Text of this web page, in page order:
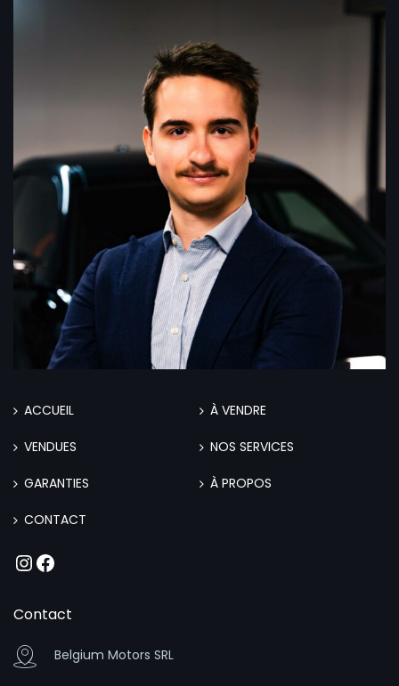
ACCUEIL À VENDRE
VENDUES NOS SERVICES
GARANTIES À PROPOS
CONTACT
Instagram
Facebook
Contact
Belgium Motors SRL